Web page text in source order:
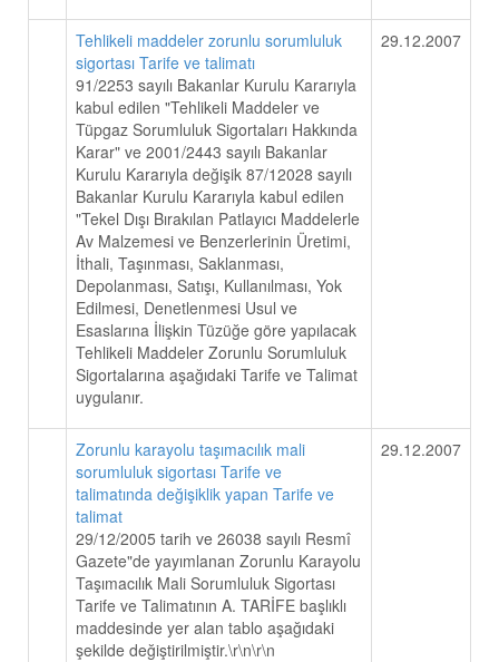
Tehlikeli maddeler zorunlu sorumluluk
sigortası Tarife ve talimatı
91/2253 sayılı Bakanlar Kurulu Kararıyla
kabul edilen "Tehlikeli Maddeler ve
Tüpgaz Sorumluluk Sigortaları Hakkında
Karar" ve 2001/2443 sayılı Bakanlar
Kurulu Kararıyla değişik 87/12028 sayılı
Bakanlar Kurulu Kararıyla kabul edilen
"Tekel Dışı Bırakılan Patlayıcı Maddelerle
Av Malzemesi ve Benzerlerinin Üretimi,
İthali, Taşınması, Saklanması,
Depolanması, Satışı, Kullanılması, Yok
Edilmesi, Denetlenmesi Usul ve
Esaslarına İlişkin Tüzüğe göre yapılacak
Tehlikeli Maddeler Zorunlu Sorumluluk
Sigortalarına aşağıdaki Tarife ve Talimat
uygulanır.
29.12.2007
Zorunlu karayolu taşımacılık mali
sorumluluk sigortası Tarife ve
talimatında değişiklik yapan Tarife ve
talimat
29/12/2005 tarih ve 26038 sayılı Resmî
Gazete"de yayımlanan Zorunlu Karayolu
Taşımacılık Mali Sorumluluk Sigortası
Tarife ve Talimatının A. TARİFE başlıklı
maddesinde yer alan tablo aşağıdaki
şekilde değiştirilmiştir.\r\n\r\n
29.12.2007